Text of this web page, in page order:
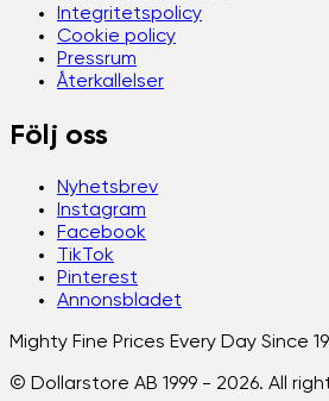
Integritetspolicy
Cookie policy
Pressrum
Återkallelser
Följ oss
Nyhetsbrev
Instagram
Facebook
TikTok
Pinterest
Annonsbladet
Mighty Fine Prices Every Day Since
© Dollarstore AB 1999 - 2026. All